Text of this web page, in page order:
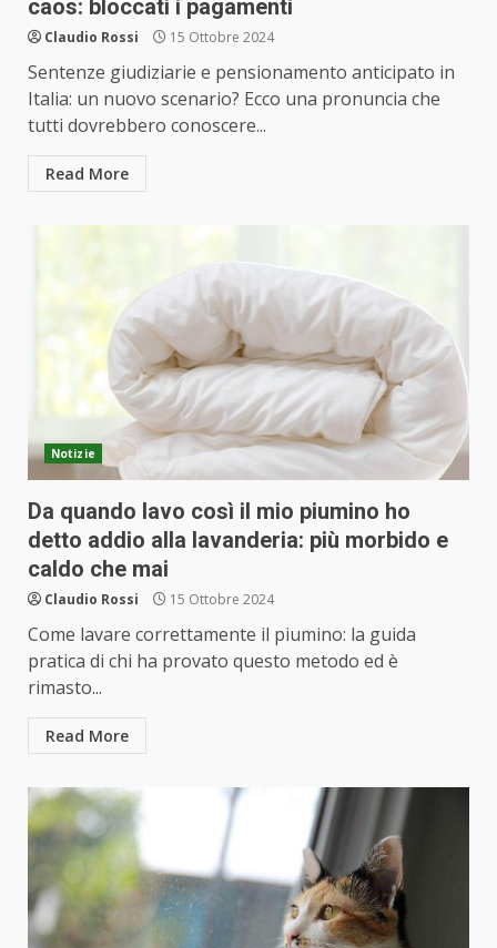
caos: bloccati i pagamenti
Claudio Rossi 15 Ottobre 2024
Sentenze giudiziarie e pensionamento anticipato in
Italia: un nuovo scenario? Ecco una pronuncia che
tutti dovrebbero conoscere...
Read More
Notizie
Da quando lavo così il mio piumino ho
detto addio alla lavanderia: più morbido e
caldo che mai
Claudio Rossi 15 Ottobre 2024
Come lavare correttamente il piumino: la guida
pratica di chi ha provato questo metodo ed è
rimasto...
Read More